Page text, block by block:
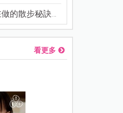
散步秘訣！...
看更多